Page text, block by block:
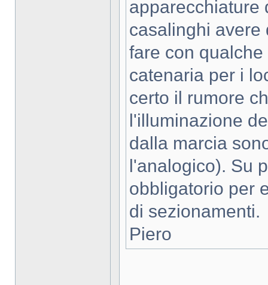
apparecchiature
casalinghi avere
fare con
catenaria per i
certo il rumore
l'illuminazione
dalla marcia
l'analogico). Su
obbligatorio per
di sezionamenti.
Piero